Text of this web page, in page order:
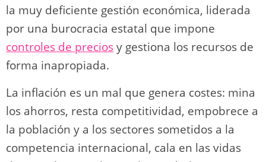
la muy deficiente gestión económica, liderada
por una burocracia estatal que impone
controles de preciosy gestiona los recursos de
forma inapropiada.
La inflación es un mal que genera costes: mina
los ahorros, resta competitividad, empobrece a
la población y a los sectores sometidos a la
competencia internacional, cala en las vidas